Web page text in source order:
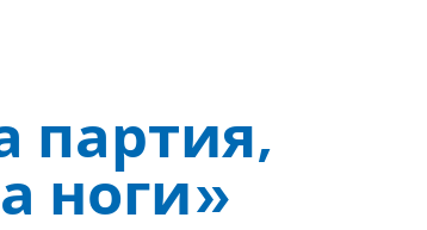
партия,
ноги»